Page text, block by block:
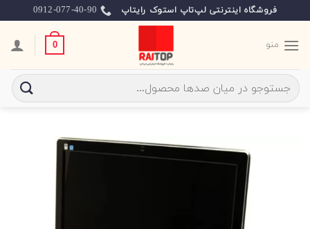
to
content
فروشگاه اینترنتی لپ‌تاپ استوک رایتاپ 0912-077-40-90
منو 0
جستجو
برای: